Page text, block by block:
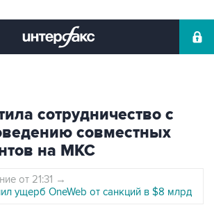
сотрудничество с
совместных
на МКС
от 21:31 →
ущерб OneWeb от санкций в $8 млрд